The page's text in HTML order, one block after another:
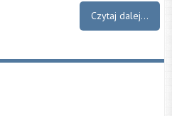
Czytaj dalej...